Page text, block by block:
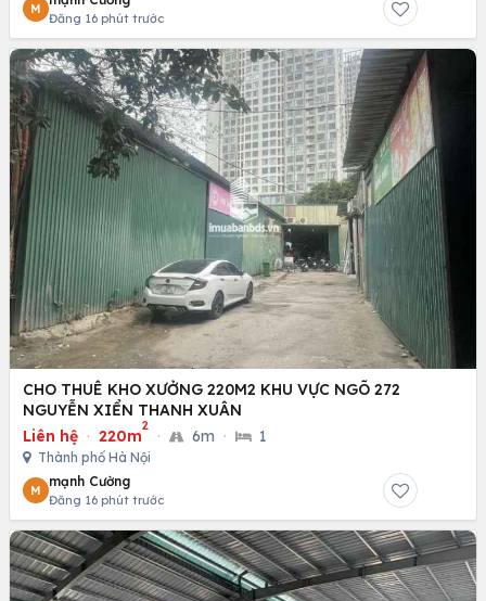
M
Đăng 16 phút trước
CHO THUÊ KHO XƯỞNG 220M2 KHU VỰC NGÕ 272
NGUYỄN XIỂN THANH XUÂN
Liên hệ · 220m
2
· 6m · 1
Thành phố Hà Nội
M
mạnh Cường
Đăng 16 phút trước